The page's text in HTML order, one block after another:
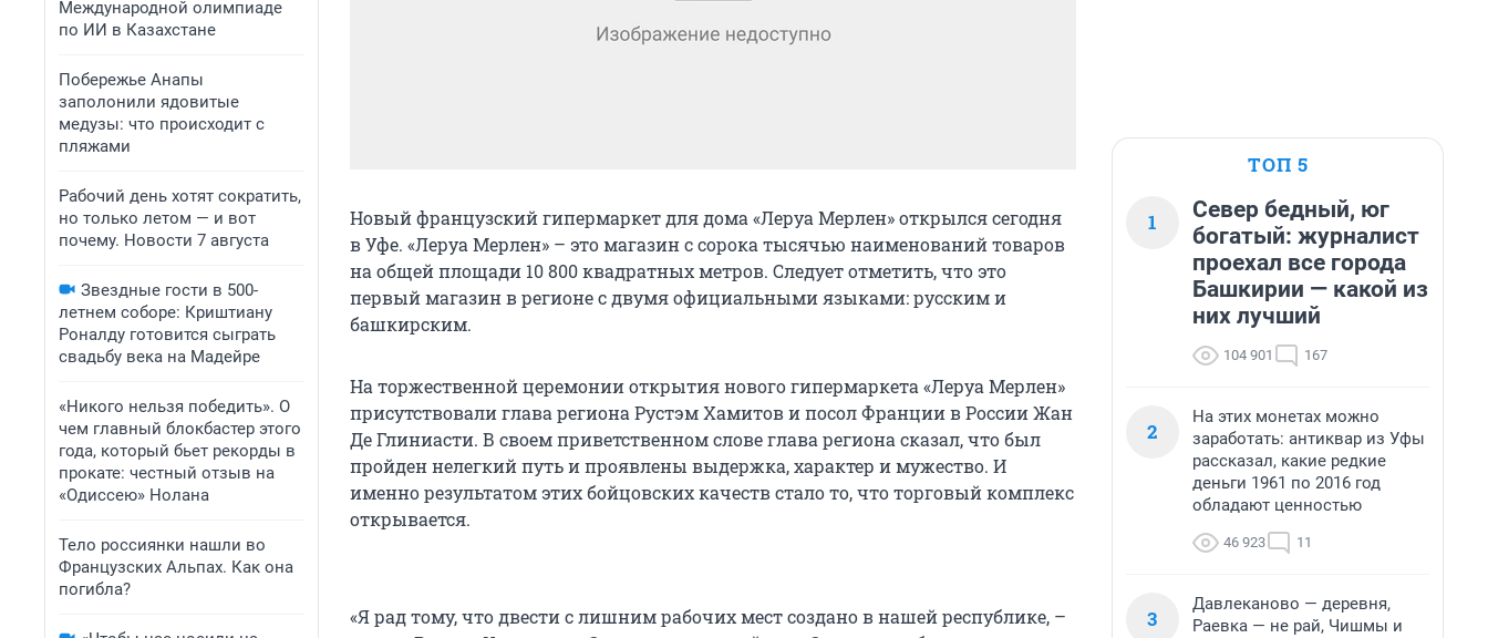
Международной олимпиаде
по ИИ в Казахстане
Побережье Анапы
заполонили ядовитые
медузы: что происходит с
пляжами
Рабочий день хотят сократить,
но только летом — и вот
почему. Новости 7 августа
Звездные гости в 500-
летнем соборе: Криштиану
Роналду готовится сыграть
свадьбу века на Мадейре
«Никого нельзя победить». О
чем главный блокбастер этого
года, который бьет рекорды в
прокате: честный отзыв на
«Одиссею» Нолана
Тело россиянки нашли во
Французских Альпах. Как она
погибла?
Новый французский гипермаркет для дома «Леруа Мерлен» открылся сегодня
в Уфе. «Леруа Мерлен» – это магазин с сорока тысячью наименований товаров
на общей площади 10 800 квадратных метров. Следует отметить, что это
первый магазин в регионе с двумя официальными языками: русским и
башкирским.
На торжественной церемонии открытия нового гипермаркета «Леруа Мерлен»
присутствовали глава региона Рустэм Хамитов и посол Франции в России Жан
Де Глиниасти. В своем приветственном слове глава региона сказал, что был
пройден нелегкий путь и проявлены выдержка, характер и мужество. И
именно результатом этих бойцовских качеств стало то, что торговый комплекс
открывается.
«Я рад тому, что двести с лишним рабочих мест создано в нашей республике, –
ТОП 5
1
Север бедный, юг
богатый: журналист
проехал все города
Башкирии — какой из
них лучший
104 901 167
2
На этих монетах можно
заработать: антиквар из Уфы
рассказал, какие редкие
деньги 1961 по 2016 год
обладают ценностью
46 923 11
3
Давлеканово — деревня,
Раевка — не рай, Чишмы и